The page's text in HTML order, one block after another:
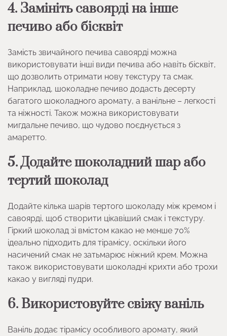
4. Замініть савоярді на інше
печиво або бісквіт
Замість звичайного печива савоярді можна
використовувати інші види печива або навіть бісквіт,
що дозволить отримати нову текстуру та смак.
Наприклад, шоколадне печиво додасть десерту
багатого шоколадного аромату, а ванільне – легкості
та ніжності. Також можна використовувати
мигдальне печиво, що чудово поєднується з
амаретто.
5. Додайте шоколадний шар або
тертий шоколад
Додайте кілька шарів тертого шоколаду між кремом і
савоярді, щоб створити цікавіший смак і текстуру.
Гіркий шоколад зі вмістом какао не менше 70%
ідеально підходить для тірамісу, оскільки його
насичений смак не затьмарює ніжний крем. Можна
також використовувати шоколадні крихти або трохи
какао у вигляді пудри.
6. Використовуйте свіжу ваніль
Ваніль додає тірамісу особливого аромату, який